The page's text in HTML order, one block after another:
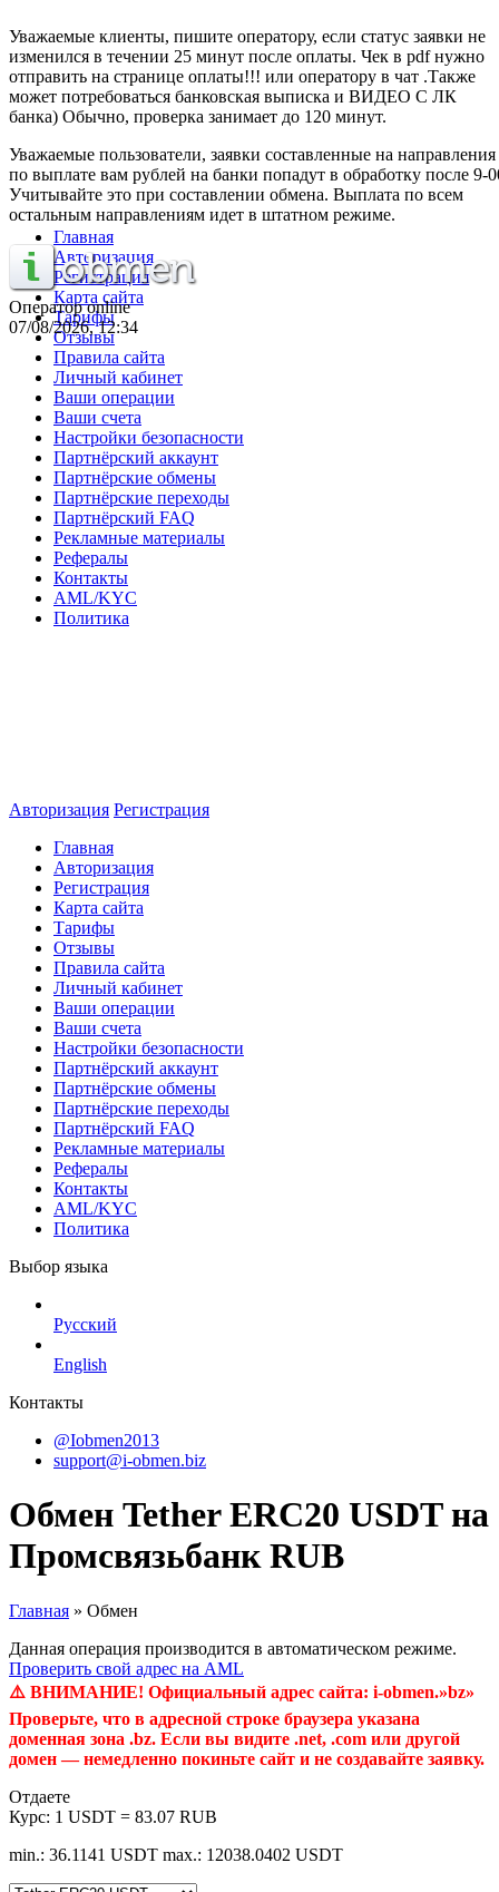
Уважаемые клиенты, пишите оператору, если статус заявки не
изменился в течении 25 минут после оплаты. Чек в pdf нужно
отправить на странице оплаты!!! или оператору в чат .Также
может потребоваться банковская выписка и ВИДЕО С ЛК
банка) Обычно, проверка занимает до 120 минут.
Уважаемые пользователи, заявки составленные на направления
по выплате вам рублей на банки попадут в обработку после 9-
Учитывайте это при составлении обмена. Выплата по всем
остальным направлениям идет в штатном режиме.
Оператор online
07/08/2026, 12:34
Главная
Авторизация
Регистрация
Карта сайта
Тарифы
Отзывы
Правила сайта
Личный кабинет
Ваши операции
Ваши счета
Настройки безопасности
Партнёрский аккаунт
Партнёрские обмены
Партнёрские переходы
Партнёрский FAQ
Рекламные материалы
Рефералы
Контакты
AML/KYC
Политика
Авторизация Регистрация
Главная
Авторизация
Регистрация
Карта сайта
Тарифы
Отзывы
Правила сайта
Личный кабинет
Ваши операции
Ваши счета
Настройки безопасности
Партнёрский аккаунт
Партнёрские обмены
Партнёрские переходы
Партнёрский FAQ
Рекламные материалы
Рефералы
Контакты
AML/KYC
Политика
Выбор языка
Русский
English
Контакты
@Iobmen2013
support@i-obmen.biz
Обмен Tether ERC20 USDT на
Промсвязьбанк RUB
Главная » Обмен
Данная операция производится в автоматическом режиме.
Проверить свой адрес на AML
⚠️ ВНИМАНИЕ! Официальный адрес сайта: i-obmen.»bz»
Проверьте, что в адресной строке браузера указана
доменная зона .bz. Если вы видите .net, .com или другой
домен — немедленно покиньте сайт и не создавайте заявку.
Отдаете
Курс: 1 USDT = 83.07 RUB
min.: 36.1141 USDT max.: 12038.0402 USDT